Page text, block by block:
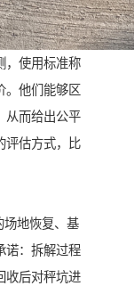
，使用标准称
。他们能够区
从而给出公平
评估方式，比
场地恢复、基
诺：拆解过程
收后对秤坑进